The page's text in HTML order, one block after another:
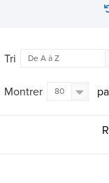
Tri De A à Z
Montrer 80